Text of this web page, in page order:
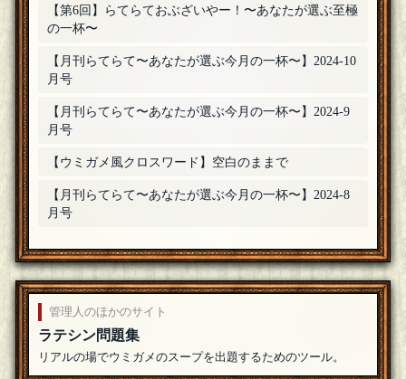
【第6回】らてらておぶざいやー！〜あなたが選ぶ至極
の一杯〜
【月刊らてらて〜あなたが選ぶ今月の一杯〜】2024-10
月号
【月刊らてらて〜あなたが選ぶ今月の一杯〜】2024-9
月号
【ウミガメ風クロスワード】空白のままで
【月刊らてらて〜あなたが選ぶ今月の一杯〜】2024-8
月号
管理人のほかのサイト
ラテシン問題集
リアルの場でウミガメのスープを出題するためのツール。